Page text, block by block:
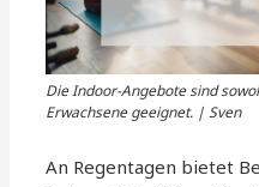
Die Indoor-Angebote sind
Erwachsene geeignet. | Sven
An Regentagen bietet